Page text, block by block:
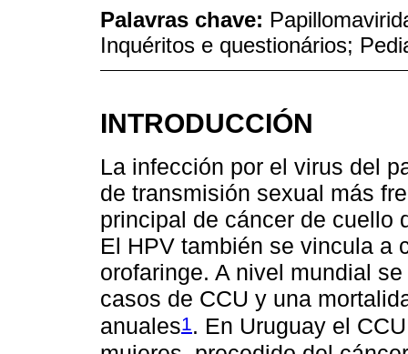
Palavras chave:
Inquéritos e questionários;
INTRODUCCIÓN
La infección por el virus del
de transmisión sexual más
principal de cáncer de cuello
El HPV también se vincula a
orofaringe. A nivel mundial
casos de CCU y una
anuales1 . En Uruguay el